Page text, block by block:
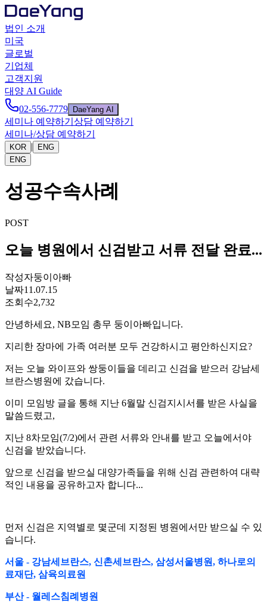
법인 소개
미국
글로벌
기업체
고객지원
대양 AI Guide
02-556-7779
DaeYang AI
세미나 예약하기 상담 예약하기
세미나/상담 예약하기
KOR |
ENG
ENG
성공수속사례
POST
오늘 병원에서 신검받고 서류 전달 완료...
작성자둥이아빠
날짜11.07.15
조회수2,732
안녕하세요, NB모임 총무 둥이아빠입니다.
지리한 장마에 가족 여러분 모두 건강하시고 평안하신지요?
저는 오늘 와이프와 쌍둥이들을 데리고 신검을 받으러 강남세
브란스병원에 갔습니다.
이미 모임방 글을 통해 지난 6월말 신검지시서를 받은 사실을
말씀드렸고,
지난 8차모임(7/2)에서 관련 서류와 안내를 받고 오늘에서야
신검을 받았습니다.
앞으로 신검을 받으실 대양가족들을 위해 신검 관련하여 대략
적인 내용을 공유하고자 합니다...
먼저 신검은 지역별로 몇군데 지정된 병원에서만 받으실 수 있
습니다.
서울 - 강남세브란스, 신촌세브란스, 삼성서울병원, 하나로의
료재단, 삼육의료원
부산 - 월레스침례병원